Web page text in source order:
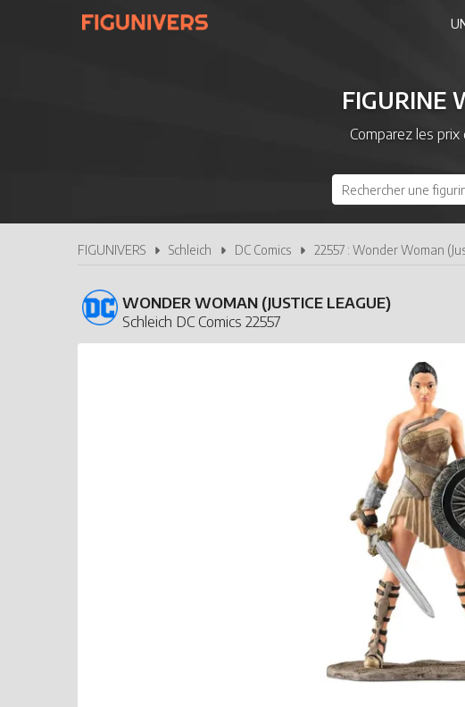
FIGURINE
Comparez les prix
FIGUNIVERS Schleich DC Comics 22557 : Wonder Woman
WONDER WOMAN (JUSTICE LEAGUE)
Schleich DC Comics 22557